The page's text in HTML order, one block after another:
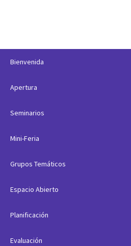
Bienvenida
Apertura
Seminarios
Mini-Feria
Grupos Temáticos
Espacio Abierto
Planificación
Evaluación